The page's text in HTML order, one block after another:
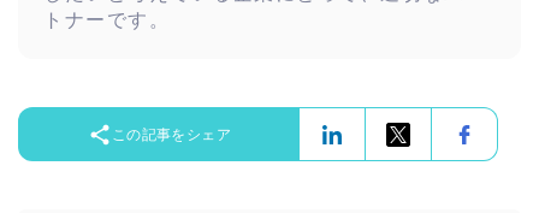
トナーです。
この記事をシェア